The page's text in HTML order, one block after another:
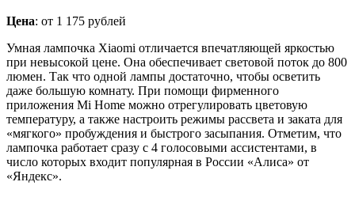
Цена: от 1 175 рублей
Умная лампочка Xiaomi отличается впечатляющей яркостью
при невысокой цене. Она обеспечивает световой поток до 800
люмен. Так что одной лампы достаточно, чтобы осветить
даже большую комнату. При помощи фирменного
приложения Mi Home можно отрегулировать цветовую
температуру, а также настроить режимы рассвета и заката для
«мягкого» пробуждения и быстрого засыпания. Отметим, что
лампочка работает сразу с 4 голосовыми ассистентами, в
число которых входит популярная в России «Алиса» от
«Яндекс».